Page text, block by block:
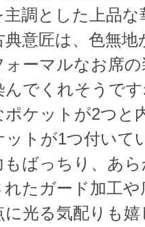
主調とした上品な
典意匠は、色無地
ォーマルなお席の
んでくれそうで
ケットが2つと
ットが1つ付いて
もばっちり、あ
たガード加工や
に光る気配りも